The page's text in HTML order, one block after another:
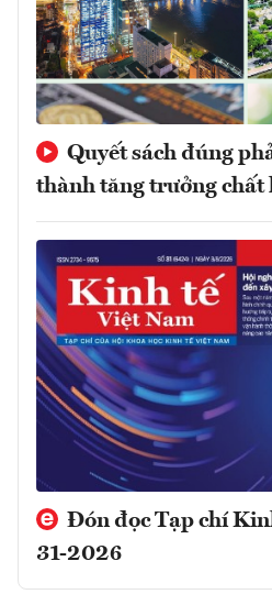
Quyết sách đúng
thành tăng trưởng chất
Đón đọc Tạp chí
31-2026